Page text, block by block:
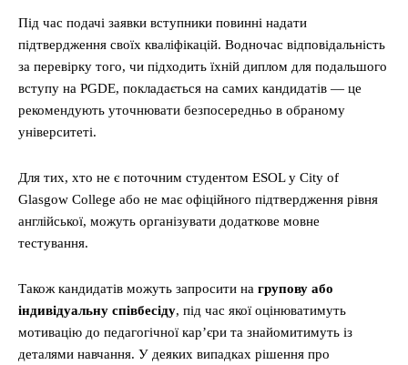
Під час подачі заявки вступники повинні надати
підтвердження своїх кваліфікацій. Водночас відповідальність
за перевірку того, чи підходить їхній диплом для подальшого
вступу на PGDE, покладається на самих кандидатів — це
рекомендують уточнювати безпосередньо в обраному
університеті.
Для тих, хто не є поточним студентом ESOL у City of
Glasgow College або не має офіційного підтвердження рівня
англійської, можуть організувати додаткове мовне
тестування.
Також кандидатів можуть запросити на групову або
індивідуальну співбесіду, під час якої оцінюватимуть
мотивацію до педагогічної кар’єри та знайомитимуть із
деталями навчання. У деяких випадках рішення про